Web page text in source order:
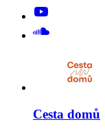
Cesta domů